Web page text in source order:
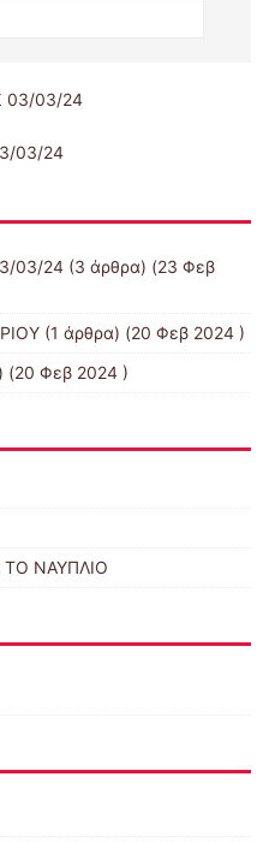
03/24
03/24 (3 άρθρα) (23 Φεβ
(1 άρθρα) (20 Φεβ 2024 )
(20 Φεβ 2024 )
ΝΑΥΠΛΙΟ